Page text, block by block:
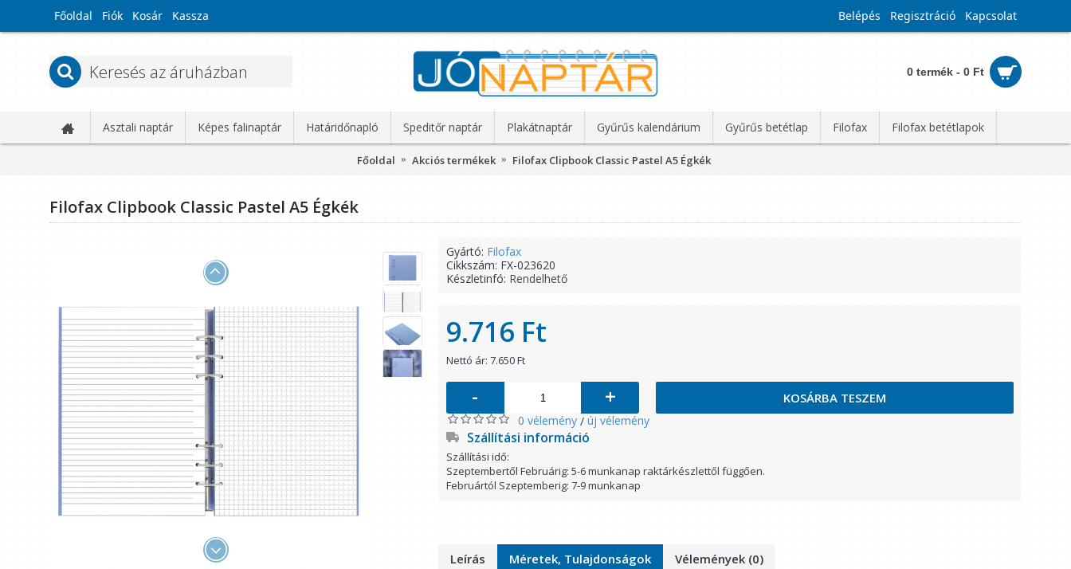
Főoldal Fiók Kosár Kassza Belépés Regisztráció Kapcsolat
0 termék - 0 Ft
Asztali naptár Képes falinaptár Határidőnapló Speditőr naptár Plakátnaptár Gyűrűs kalendárium Gyűrűs betétlap Filofax Filofax betétlapok
Főoldal Akciós termékek Filofax Clipbook Classic Pastel A5 Égkék
Filofax Clipbook Classic Pastel A5 Égkék
Gyártó: Filofax
Cikkszám: FX-023620
Készletinfó: Rendelhető
9.716 Ft
Nettó ár: 7.650 Ft
- + KOSÁRBA TESZEM
0 vélemény / új vélemény
Szállítási információ
Szállítási idő:
Szeptembertől Februárig: 5-6 munkanap raktárkészlettől függően.
Februártól Szeptemberig: 7-9 munkanap
Leírás Méretek, Tulajdonságok Vélemények (0)